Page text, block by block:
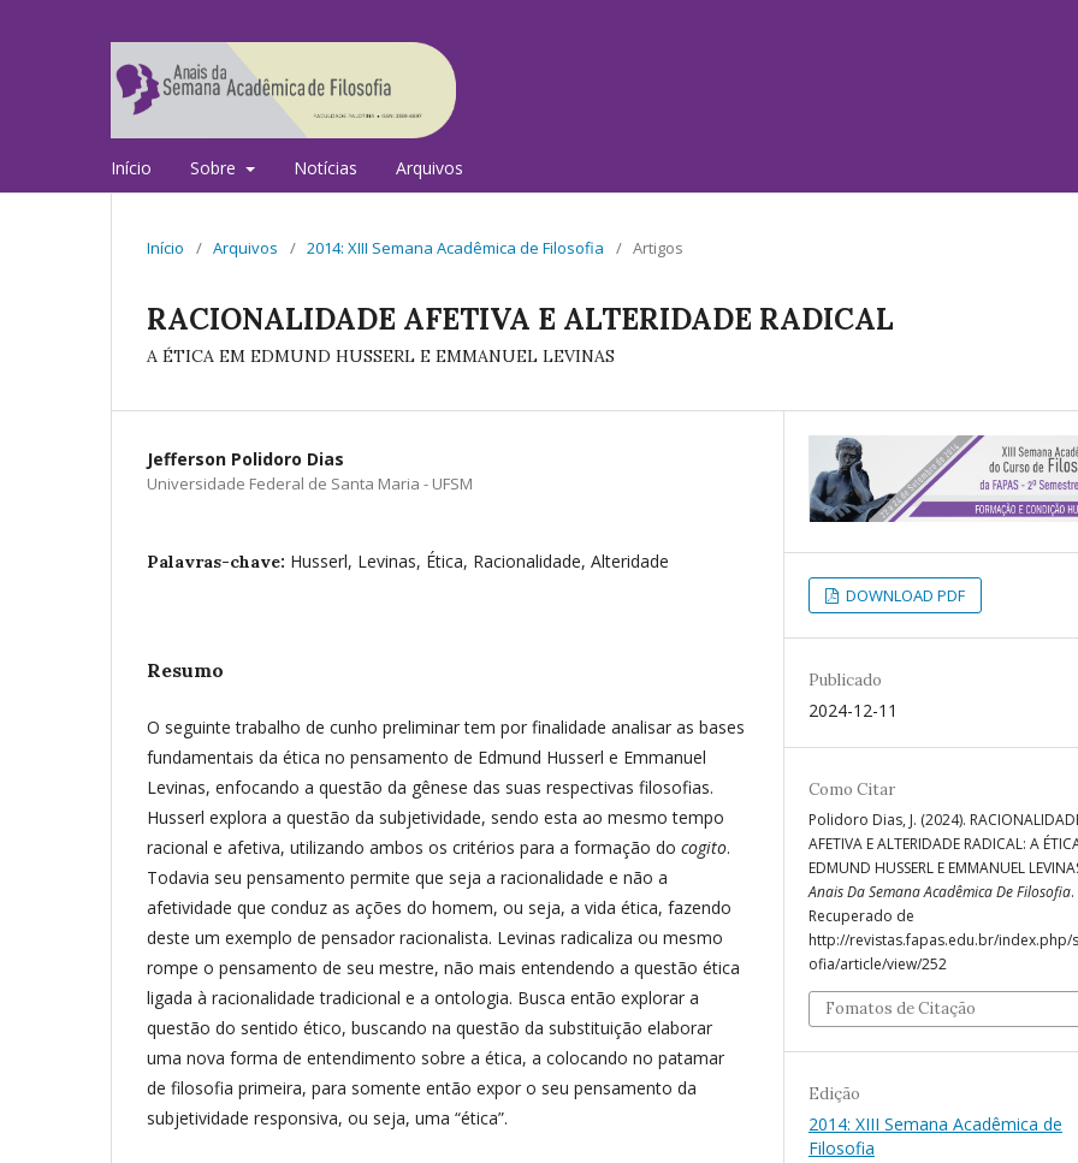
Início Sobre Notícias Arquivos
Início / Arquivos / 2014: XIII Semana Acadêmica de Filosofia / Artigos
RACIONALIDADE AFETIVA E ALTERIDADE RADICAL
A ÉTICA EM EDMUND HUSSERL E EMMANUEL LEVINAS
Jefferson Polidoro Dias
Universidade Federal de Santa Maria - UFSM
Palavras-chave: Husserl, Levinas, Ética, Racionalidade, Alteridade
Resumo
O seguinte trabalho de cunho preliminar tem por finalidade analisar as bases
fundamentais da ética no pensamento de Edmund Husserl e Emmanuel
Levinas, enfocando a questão da gênese das suas respectivas filosofias.
Husserl explora a questão da subjetividade, sendo esta ao mesmo tempo
racional e afetiva, utilizando ambos os critérios para a formação do cogito.
Todavia seu pensamento permite que seja a racionalidade e não a
afetividade que conduz as ações do homem, ou seja, a vida ética, fazendo
deste um exemplo de pensador racionalista. Levinas radicaliza ou mesmo
rompe o pensamento de seu mestre, não mais entendendo a questão ética
ligada à racionalidade tradicional e a ontologia. Busca então explorar a
questão do sentido ético, buscando na questão da substituição elaborar
uma nova forma de entendimento sobre a ética, a colocando no patamar
de filosofia primeira, para somente então expor o seu pensamento da
subjetividade responsiva, ou seja, uma “ética”.
DOWNLOAD PDF
Publicado
2024-12-11
Como Citar
Polidoro Dias, J. (2024).
AFETIVA E ALTERIDADE RADICAL: A
EDMUND HUSSERL E EMMANUEL
Anais Da Semana Acadêmica De Filosofia.
Recuperado de
http://revistas.fapas.edu.br/index.php/
ofia/article/view/252
Fomatos de Citação
Edição
2014: XIII Semana Acadêmica de
Filosofia